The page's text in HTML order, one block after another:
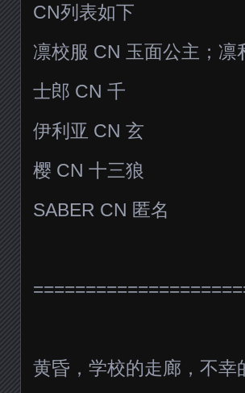
CN列表如下
凛校服 CN 玉面公主；凛
士郎 CN 千
伊利亚 CN 玄
樱 CN 十三狼
SABER CN 匿名
黄昏，学校的走廊，不幸